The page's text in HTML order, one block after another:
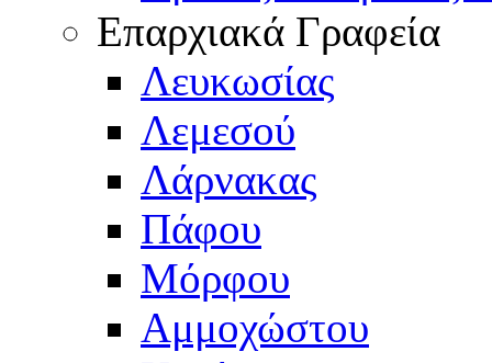
Επαρχιακά Γραφεία
Λευκωσίας
Λεμεσού
Λάρνακας
Πάφου
Μόρφου
Αμμοχώστου